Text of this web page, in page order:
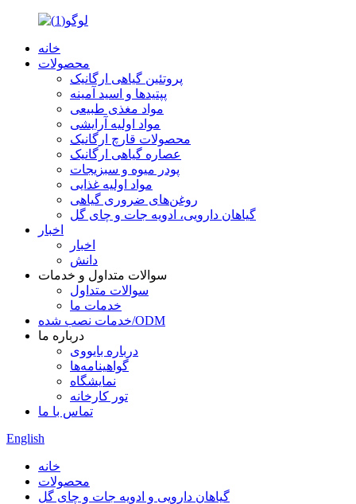
خانه
محصولات
پروتئین گیاهی ارگانیک
پپتیدها و اسید آمینه
مواد مغذی طبیعی
مواد اولیه آرایشی
محصولات قارچ ارگانیک
عصاره گیاهی ارگانیک
پودر میوه و سبزیجات
مواد اولیه غذایی
روغن‌های ضروری گیاهی
گیاهان دارویی، ادویه جات و چای گل
اخبار
اخبار
دانش
سوالات متداول و خدمات
سوالات متداول
خدمات ما
خدمات نصب شده/ODM
درباره ما
درباره بایووی
گواهینامه‌ها
نمایشگاه
تور کارخانه
تماس با ما
English
خانه
محصولات
گیاهان دارویی و ادویه جات و چای گل